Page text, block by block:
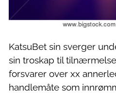
KatsuBet sin sverger
sin troskap til
forsvarer over xx
handlemåte som